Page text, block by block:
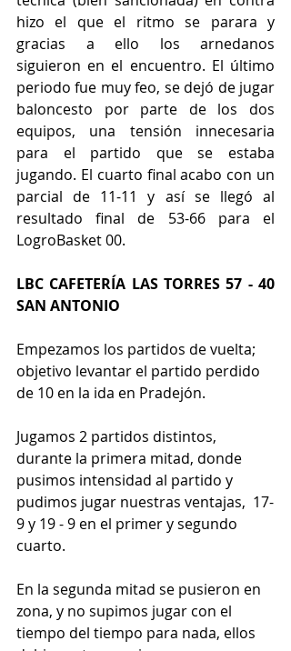
hizo el que el ritmo se parara y
gracias a ello los arnedanos
siguieron en el encuentro. El último
periodo fue muy feo, se dejó de jugar
baloncesto por parte de los dos
equipos, una tensión innecesaria
para el partido que se estaba
jugando. El cuarto final acabo con un
parcial de 11-11 y así se llegó al
resultado final de 53-66 para el
LogroBasket 00.
LBC CAFETERÍA LAS TORRES 57 - 40
SAN ANTONIO
Empezamos los partidos de vuelta;
objetivo levantar el partido perdido
de 10 en la ida en Pradejón.
Jugamos 2 partidos distintos,
durante la primera mitad, donde
pusimos intensidad al partido y
pudimos jugar nuestras ventajas,  17-
9 y 19 - 9 en el primer y segundo
cuarto.
En la segunda mitad se pusieron en
zona, y no supimos jugar con el
tiempo del tiempo para nada, ellos